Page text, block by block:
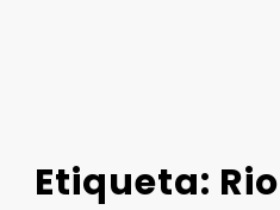
Etiqueta: Rio